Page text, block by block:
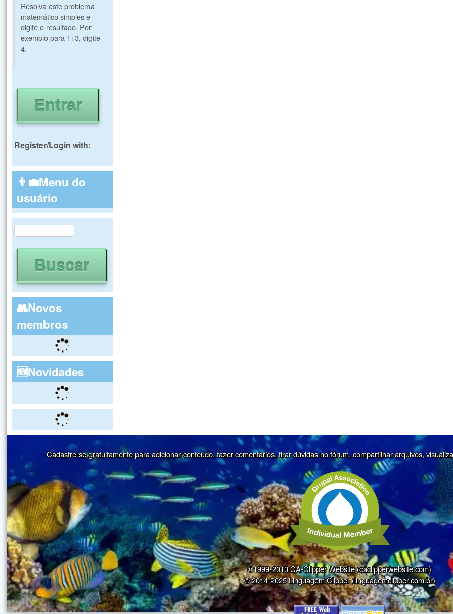
Resolva este problema
matemático simples e
digite o resultado. Por
exemplo para 1+3, digite
4.
Register/Login with:
👨‍💼Menu do
usuário
Formulário de busca
Buscar
👥Novos
membros
🆕Novidades
Cadastre-se gratuitamente para adicionar conteúdo, fazer comentários, tirar dúvidas no fórum, compartilhar arquivos,
©1999-2013 CA-Clipper Website (caclipperwebsite.com)
© 2014-2025 Linguagem Clipper (linguagemclipper.com.br)